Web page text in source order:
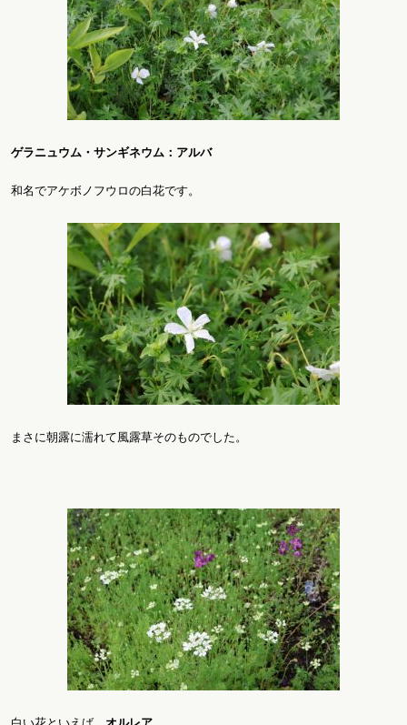
ゲラニュウム・サンギネウム：アルバ
和名でアケボノフウロの白花です。
まさに朝露に濡れて風露草そのものでした。